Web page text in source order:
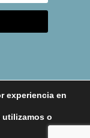
experiencia en
utilizamos o